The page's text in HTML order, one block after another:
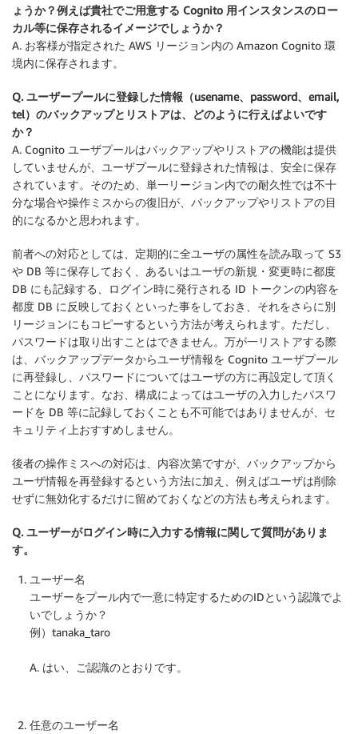
ょうか？例えば貴社でご用意する Cognito 用インスタンスのロー
カル等に保存されるイメージでしょうか？
A. お客様が指定された AWS リージョン内の Amazon Cognito 環
境内に保存されます。
Q. ユーザープールに登録した情報（usename、password、email,
tel）のバックアップとリストアは、どのように行えばよいです
か？
A. Cognito ユーザプールはバックアップやリストアの機能は提供
していませんが、ユーザプールに登録された情報は、安全に保存
されています。そのため、単一リージョン内での耐久性では不十
分な場合や操作ミスからの復旧が、バックアップやリストアの目
的になるかと思われます。
前者への対応としては、定期的に全ユーザの属性を読み取って S3
や DB 等に保存しておく、あるいはユーザの新規・変更時に都度
DB にも記録する、ログイン時に発行される ID トークンの内容を
都度 DB に反映しておくといった事をしておき、それをさらに別
リージョンにもコピーするという方法が考えられます。ただし、
パスワードは取り出すことはできません。万が一リストアする際
は、バックアップデータからユーザ情報を Cognito ユーザプール
に再登録し、パスワードについてはユーザの方に再設定して頂く
ことになります。なお、構成によってはユーザの入力したパスワ
ードを DB 等に記録しておくことも不可能ではありませんが、セ
キュリティ上おすすめしません。
後者の操作ミスへの対応は、内容次第ですが、バックアップから
ユーザ情報を再登録するという方法に加え、例えばユーザは削除
せずに無効化するだけに留めておくなどの方法も考えられます。
Q. ユーザーがログイン時に入力する情報に関して質問がありま
す。
ユーザー名
ユーザーをプール内で一意に特定するためのIDという認識でよ
いでしょうか？
例）tanaka_taro
A. はい、ご認識のとおりです。
任意のユーザー名